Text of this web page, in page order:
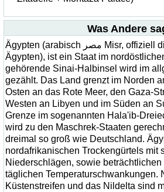
Was Andere
Ägypten (arabisch مصر‎ Misr, offiziell die Arabische Republik
Ägypten), ist ein Staat im
gehörende Sinai-Halbinsel wird im
gezählt. Das Land grenzt im Norden
Osten an das Rote Meer, den Gaza-
Westen an Libyen und im Süden an
Grenze im sogenannten Hala'ib-
wird zu den Maschrek-Staaten
dreimal so groß wie Deutschland.
nordafrikanischen Trockengürtels mit
Niederschlägen, sowie
täglichen Temperaturschwankungen.
Küstenstreifen und das Nildelta sind